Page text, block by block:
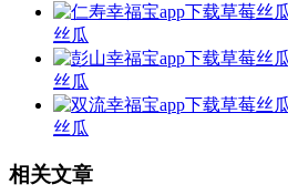
丝瓜
丝瓜
丝瓜
相关文章